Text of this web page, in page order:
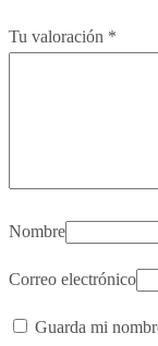
Tu valoración *
Nombre
Correo electrónico
Guarda mi